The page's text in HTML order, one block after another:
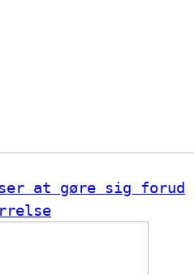
at gøre sig forud